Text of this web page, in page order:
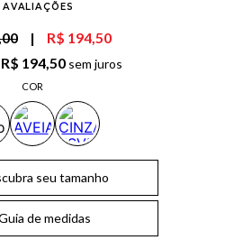
AVALIAÇÕES
| R$ 194,50
R$ 194,50 sem juros
COR
seu tamanho
de medidas